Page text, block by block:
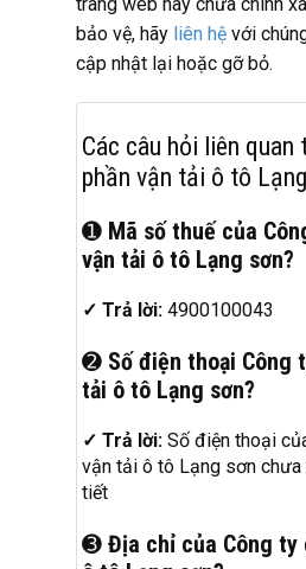
bảo vệ, hãy liên hệ với
cập nhật lại hoặc gỡ bỏ.
Các câu hỏi liên quan
phần vận tải ô tô
➊ Mã số thuế của
vận tải ô tô Lạng sơn?
✓ Trả lời: 4900100043
➋ Số điện thoại Công
tải ô tô Lạng sơn?
✓ Trả lời: Số điện thoại
vận tải ô tô Lạng sơn
tiết
➌ Địa chỉ của Công ty